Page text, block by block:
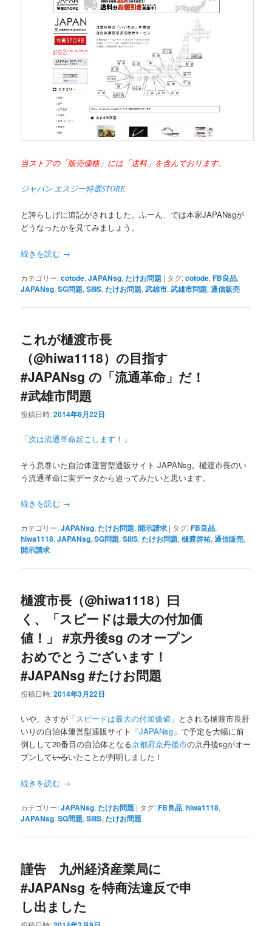
当ストアの「販売価格」には「送料」を含んでおります。
ジャパン エスジー特選STORE
と誇らしげに追記がされました。ふーん、では本家JAPANsgが
どうなったかを見てみましょう。
続きを読む →
カテゴリー:cotode,JAPANsg,たけお問題 | タグ:cotode,FB良品,
JAPANsg,SG問題,SIIIS,たけお問題,武雄市,武雄市問題,通信販売
これが樋渡市長
（@hiwa1118）の目指す
#JAPANsg の「流通革命」だ！
#武雄市問題
投稿日時:2014年6月22日
「次は流通革命起こします！ 」
そう息巻いた自治体運営型通販サイト JAPANsg。樋渡市長のい
う流通革命に実データから迫ってみたいと思います。
続きを読む →
カテゴリー:JAPANsg,たけお問題,開示請求 | タグ:FB良品,
hiwa1118,JAPANsg,SG問題,SIIIS,たけお問題,樋渡啓祐,通信販売,
開示請求
樋渡市長（@hiwa1118）曰
く、「スピードは最大の付加価
値！」 #京丹後sg のオープン
おめでとうございます！
#JAPANsg #たけお問題
投稿日時:2014年3月22日
いや、さすが 「スピードは最大の付加価値 」とされる樋渡市長肝
いりの自治体運営型通販サイト「JAPANsg 」で予定を大幅に前
倒しして20番目の自治体となる京都府京丹後市の京丹後sgがオー
プンしているいたことが判明しました！
続きを読む →
カテゴリー:JAPANsg,たけお問題 | タグ:FB良品,hiwa1118,
JAPANsg,SG問題,SIIIS,たけお問題
謹告 九州経済産業局に
#JAPANsg を特商法違反で申
し出ました